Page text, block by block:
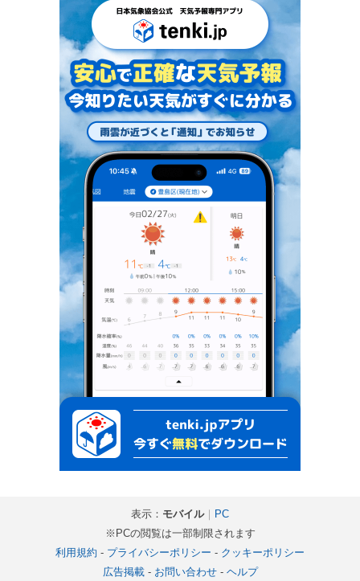
表示： モバイル｜ PC
※PCの閲覧は一部制限されます
利用規約 - プライバシーポリシー - クッキーポリシー
広告掲載- お問い合わせ- ヘルプ